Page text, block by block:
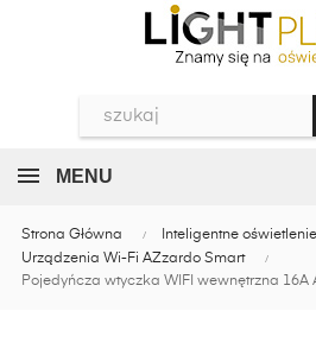
MENU
Strona Główna Inteligentne oświetlenie
Urządzenia Wi-Fi AZzardo Smart
Pojedyńcza wtyczka WIFI wewnętrzna 16A